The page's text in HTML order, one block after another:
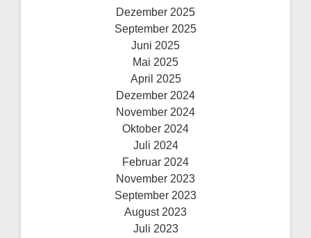
Dezember 2025
September 2025
Juni 2025
Mai 2025
April 2025
Dezember 2024
November 2024
Oktober 2024
Juli 2024
Februar 2024
November 2023
September 2023
August 2023
Juli 2023